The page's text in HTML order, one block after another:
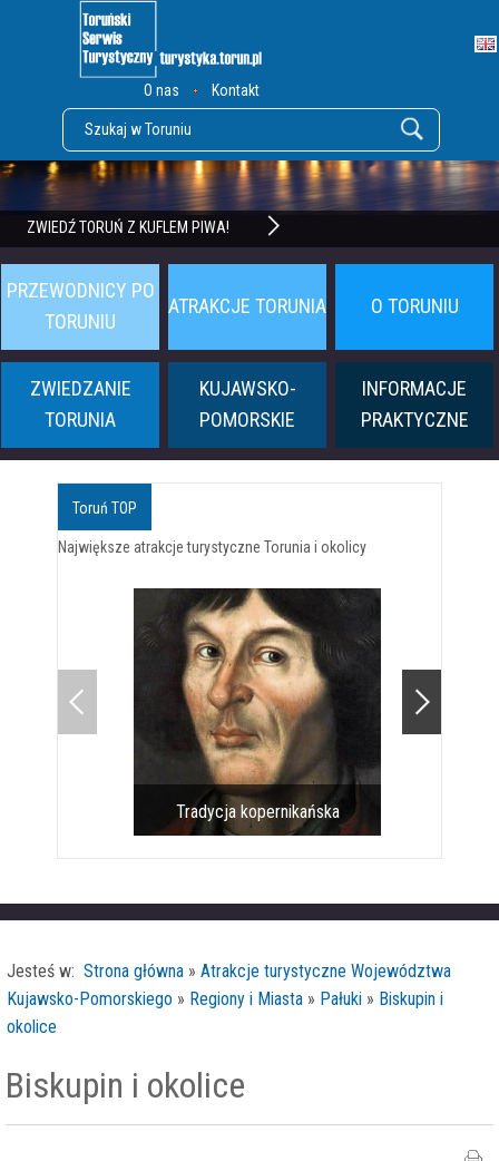
O nas Kontakt
ZWIEDŹ TORUŃ Z KUFLEM PIWA!
POZNAJ TWIERDZĘ TORUŃ
PRZEWODNICY PO
TORUNIU
ATRAKCJE TORUNIA O TORUNIU
ZWIEDZANIE
TORUNIA
KUJAWSKO-
POMORSKIE
INFORMACJE
PRAKTYCZNE
Toruń TOP
Największe atrakcje turystyczne Torunia i okolicy
Tradycja kopernikańska
Jesteś w: Strona główna » Atrakcje turystyczne Województwa
Kujawsko-Pomorskiego » Regiony i Miasta » Pałuki » Biskupin i
okolice
Biskupin i okolice